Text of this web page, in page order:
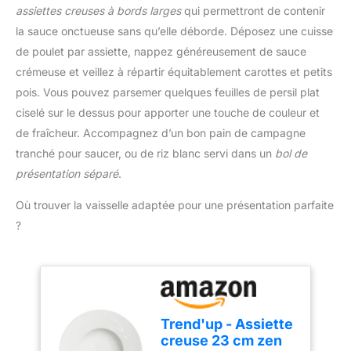
goût et un mode de vie
plus sain. Aide de cuisine
multifonctionnelle :
Topbooc cocotte en
fonte convient aux
cuisinières à gaz,
vitrocéramiques et à
induction (elle ne
convient pas aux fours à
frire un steak, préparer
cocotte en fonte émaillée
multifonctionnelle. Facile
à nettoyer : La surface
émaillée de qualité
alimentaire est dense et
RÉSULTATS
SAVOUREUX: le
couvercle de
des aliments tendres,
moelleux et juteux,
tandis que la base
épaisse assure une
cuisson uniforme
POLYVALENCE:
recettes, telles que des
RECETTES
DISPONIBLES: de
nombreuses recettes
savoureuses disponibles
en scannant le QR code
assiettes creuses à bords largesqui permettront de contenir
la sauce onctueuse sans qu’elle déborde. Déposez une cuisse
de poulet par assiette, nappez généreusement de sauce
crémeuse et veillez à répartir équitablement carottes et petits
pois. Vous pouvez parsemer quelques feuilles de persil plat
ciselé sur le dessus pour apporter une touche de couleur et
de fraîcheur. Accompagnez d’un bon pain de campagne
tranché pour saucer, ou de riz blanc servi dans un bol de
présentation séparé.
Où trouver la vaisselle adaptée pour une présentation parfaite
?
Trend'up - Assiette
creuse 23 cm zen